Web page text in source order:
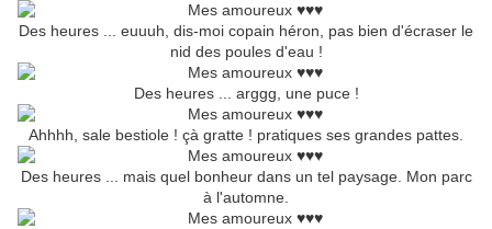
Des heures ... euuuh, dis-moi copain héron, pas bien d'écraser le
nid des poules d'eau !
Des heures ... arggg, une puce !
Ahhhh, sale bestiole ! çà gratte ! pratiques ses grandes pattes.
Des heures ... mais quel bonheur dans un tel paysage. Mon parc
à l'automne.